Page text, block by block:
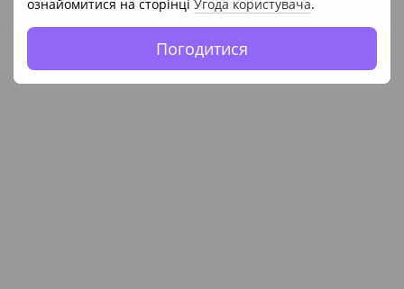
ознайомитися на сторінці Угода користувача.
Погодитися